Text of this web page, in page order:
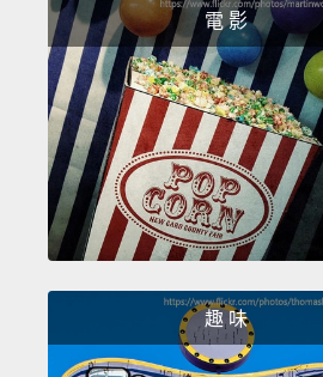
電 影
趣 味